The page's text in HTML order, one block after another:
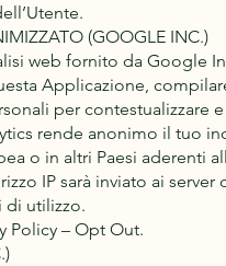
(GOOGLE INC.)
web fornito da Google
Applicazione,
per
rende anonimo il tuo
o in altri Paesi aderenti
IP sarà inviato ai
di utilizzo.
Policy – Opt Out.